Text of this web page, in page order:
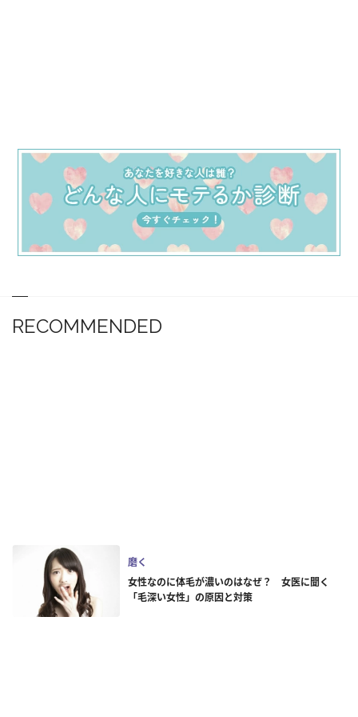
RECOMMENDED
磨く
女性なのに体毛が濃いのはなぜ？ 女医に聞く
「毛深い女性」の原因と対策